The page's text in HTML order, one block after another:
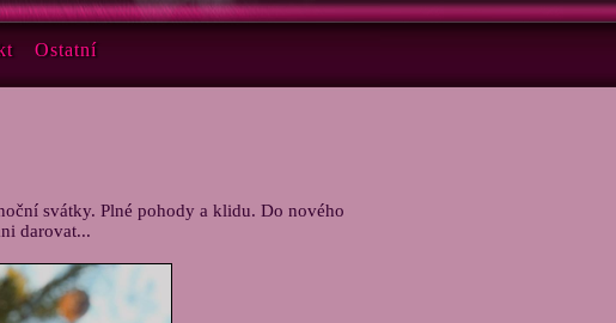
svátky. Plné pohody a klidu. Do nového
darovat...
Ostatní